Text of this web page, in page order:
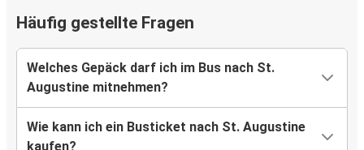
Häufig gestellte Fragen
Welches Gepäck darf ich im Bus nach St.
Augustine mitnehmen?
Wie kann ich ein Busticket nach St. Augustine
kaufen?